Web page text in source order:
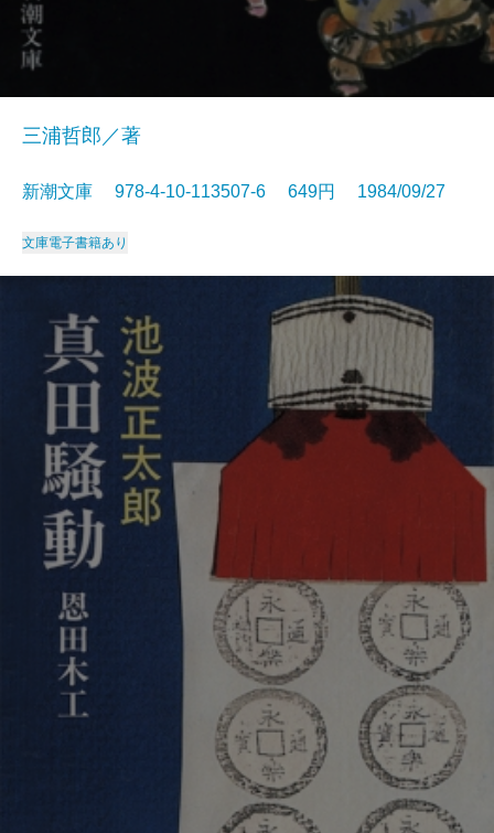
三浦哲郎／著
新潮文庫 978-4-10-113507-6 649円 1984/09/27
文庫電子書籍あり